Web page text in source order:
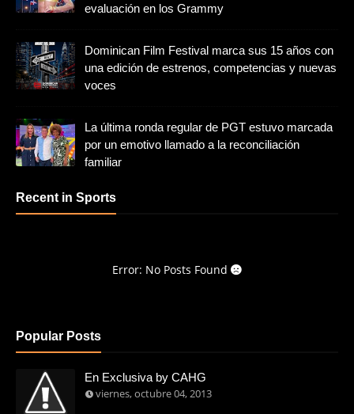
evaluación en los Grammy
Dominican Film Festival marca sus 15 años con
una edición de estrenos, competencias y nuevas
voces
La última ronda regular de PGT estuvo marcada
por un emotivo llamado a la reconciliación
familiar
Recent in Sports
Error: No Posts Found
Popular Posts
En Exclusiva by CAHG
viernes, octubre 04, 2013